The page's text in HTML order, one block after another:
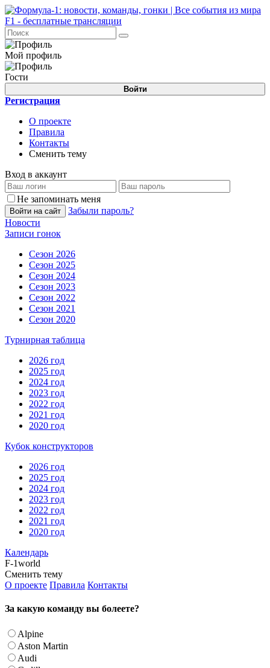
Мой профиль
Гости
Войти
Регистрация
О проекте
Правила
Контакты
Сменить тему
Вход в аккаунт
Не запоминать меня
Войти на сайт
Забыли пароль?
Новости
Записи гонок
Сезон 2026
Сезон 2025
Сезон 2024
Сезон 2023
Сезон 2022
Сезон 2021
Сезон 2020
Турнирная таблица
2026 год
2025 год
2024 год
2023 год
2022 год
2021 год
2020 год
Кубок конструкторов
2026 год
2025 год
2024 год
2023 год
2022 год
2021 год
2020 год
Календарь
F-1world
Сменить тему
О проекте Правила Контакты
За какую команду вы болеете?
Alpine
Aston Martin
Audi